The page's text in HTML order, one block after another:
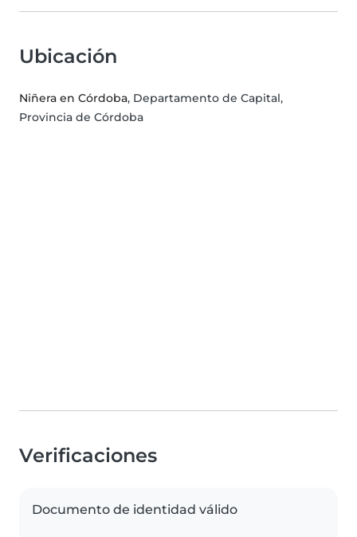
Ubicación
Niñera en Córdoba, Departamento de Capital,
Provincia de Córdoba
Verificaciones
Documento de identidad válido